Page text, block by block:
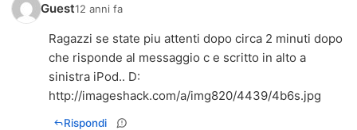
Guest12 anni fa
Ragazzi se state piu attenti dopo circa 2 minuti dopo
che risponde al messaggio c e scritto in alto a
sinistra iPod.. D:
http://imageshack.com/a/img820/4439/4b6s.jpg
Rispondi